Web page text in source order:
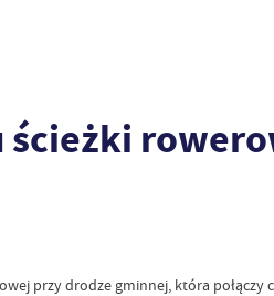
przy drodze gminnej, która połączy